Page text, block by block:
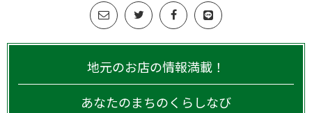
地元のお店の情報満載！
あなたのまちのくらしなび